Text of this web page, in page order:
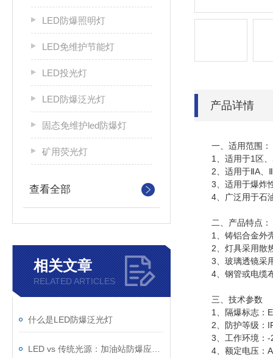
LED防爆照明灯
LED免维护节能灯
LED投光灯
LED防爆泛光灯
固态免维护led防爆灯
矿用荧光灯
查看全部
相关文章
RELATED ARTICLES
什么是LED防爆泛光灯
产品详情
一、适用范围：
1、适用于1区、
2、适用于ⅡA、
3、适用于爆炸性
4、广泛用于石油
二、产品特点：
1、铸铝合金外壳
2、灯具采用散热
3、玻璃透镜采用
4、钢管或电缆
三、技术参数
1、隔爆标志：
2、防护等级：
3、工作环境：-
4、额定电压：